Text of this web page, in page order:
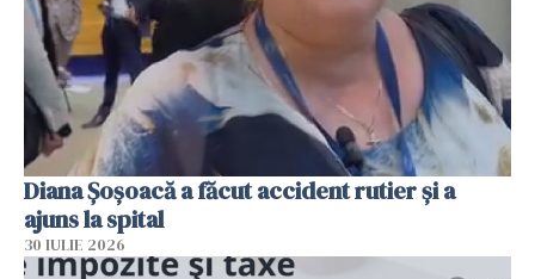
Diana Șoșoacă a făcut accident rutier și a
ajuns la spital
30 IULIE 2026